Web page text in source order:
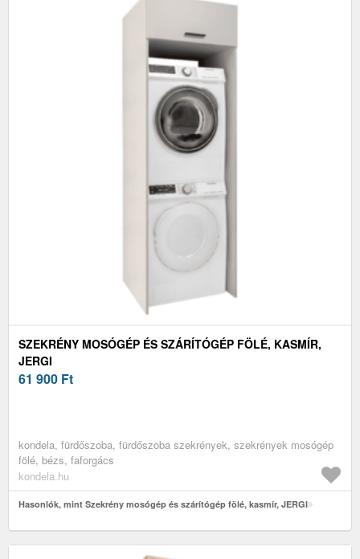
SZEKRÉNY MOSÓGÉP ÉS SZÁRÍTÓGÉP FÖLÉ, KASMÍR,
JERGI
61 900 Ft
kondela, fürdőszoba, fürdőszoba szekrények, szekrények mosógép
fölé, bézs, faforgács
kondela.hu
Hasonlók, mint Szekrény mosógép és szárítógép fölé, kasmír, JERGI